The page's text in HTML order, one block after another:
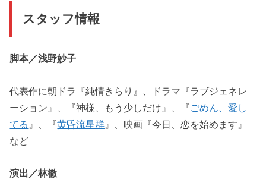
スタッフ情報
脚本／浅野妙子
代表作に朝ドラ『純情きらり』、ドラマ『ラブジェネレ
ーション』、『神様、もう少しだけ』、『ごめん、愛し
てる 』、『黄昏流星群 』、映画『今日、恋を始めます』
など
演出／林徹